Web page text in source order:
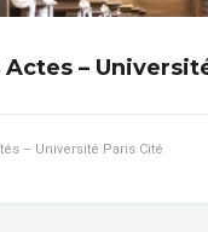
Actes –
– Université Paris Cité